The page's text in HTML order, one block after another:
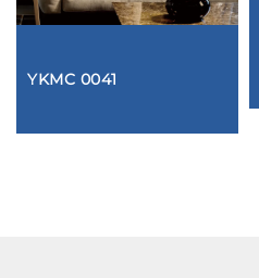
YKMC 0041